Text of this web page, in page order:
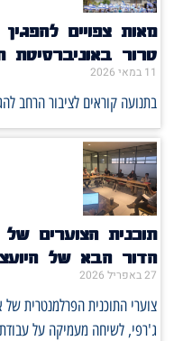
מאות צפויים
טרור באוניברסיטת
11 במאי 2026
בתנועה קוראים לציבור הרחב
תוכנית הצוערים
הדור הבא של
27 באפריל 2026
צוערי התוכנית הפרלמנטרית
ג'רפי, לשיחה מעמיקה על